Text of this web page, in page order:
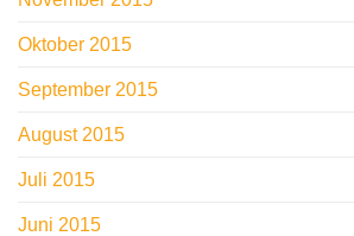
Oktober 2015
September 2015
August 2015
Juli 2015
Juni 2015